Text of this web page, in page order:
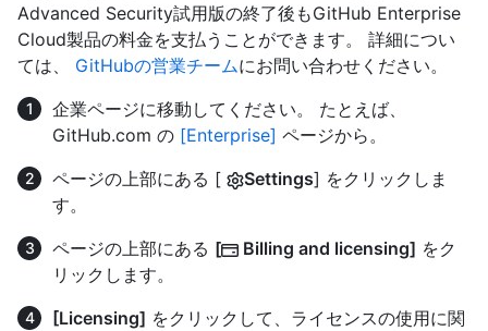
Advanced Security試用版の終了後もGitHub Enterprise
Cloud製品の料金を支払うことができます。 詳細につい
ては、 GitHubの営業チームにお問い合わせください。
企業ページに移動してください。 たとえば、
GitHub.com の [Enterprise] ページから。
ページの上部にある [
Settings] をクリックしま
す。
ページの上部にある [ Billing and licensing] をク
リックします。
[Licensing] をクリックして、ライセンスの使用に関